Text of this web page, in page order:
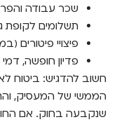
שכר עבודה
תשלומים
פיצויי פיטורים
פדיון חופשה,
חשוב להדגיש: ביטוח
הממשי של המעסיק,
שנקבעה בחוק. אם